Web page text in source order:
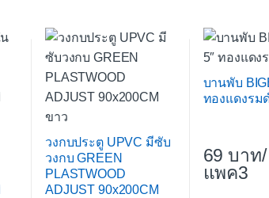
วงกบประตู UPVC มีซับ
วงกบ GREEN
PLASTWOOD
ADJUST 90x200CM
บานพับ
ทองแดงรม
69
/
แพค3